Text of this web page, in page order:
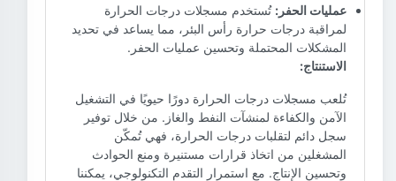
عمليات الحفر: تُستخدم مسجلات درجات الحرارة
لمراقبة درجات حرارة رأس البئر، مما يساعد في تحديد
المشكلات المحتملة وتحسين عمليات الحفر.
الاستنتاج:
تُلعب مسجلات درجات الحرارة دورًا حيويًا في التشغيل
الآمن والكفاءة لمنشآت النفط والغاز. من خلال توفير
سجل دائم لتقلبات درجات الحرارة، فهي تُمكّن
المشغلين من اتخاذ قرارات مستنيرة ومنع الحوادث
وتحسين الإنتاج. مع استمرار التقدم التكنولوجي، يمكننا